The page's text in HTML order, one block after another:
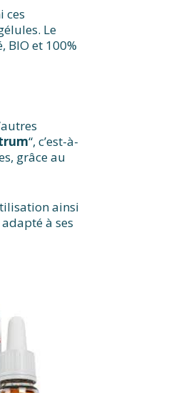
ces
Le
BIO et 100%
“, c’est-à-
grâce au
ainsi
à ses